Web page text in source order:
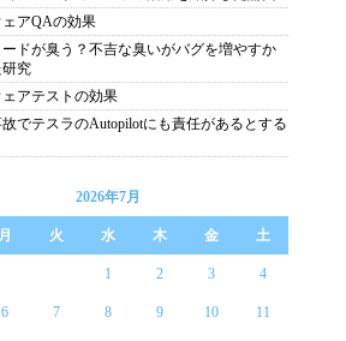
アQAの効果
ドが臭う？不吉な臭いがバグを増やすか
究
アテストの効果
でテスラのAutopilotにも責任があるとする
2026年7月
月 火 水 木 金 土
1 2 3 4
6 7 8 9 10 11